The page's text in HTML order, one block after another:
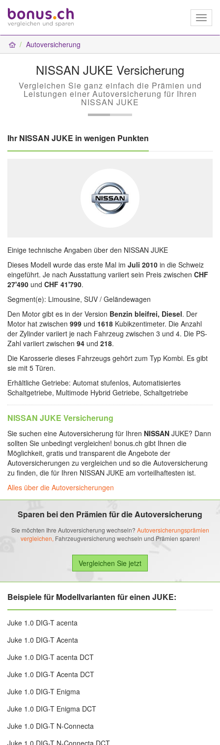
Autoversicherung
NISSAN JUKE Versicherung
Vergleichen Sie ganz einfach die Prämien und
Leistungen einer Autoversicherung für Ihren
NISSAN JUKE
Ihr NISSAN JUKE in wenigen Punkten
Einige technische Angaben über den NISSAN JUKE
Dieses Modell wurde das erste Mal im Juli 2010 in die Schweiz
eingeführt. Je nach Ausstattung variiert sein Preis zwischen CHF
27'490 und CHF 41'790.
Segment(e): Limousine, SUV / Geländewagen
Den Motor gibt es in der Version Benzin bleifrei, Diesel. Der
Motor hat zwischen 999 und 1618 Kubikzentimeter. Die Anzahl
der Zylinder variiert je nach Fahrzeug zwischen 3 und 4. Die PS-
Zahl variiert zwischen 94 und 218.
Die Karosserie dieses Fahrzeugs gehört zum Typ Kombi. Es gibt
sie mit 5 Türen.
Erhältliche Getriebe: Automat stufenlos, Automatisiertes
Schaltgetriebe, Multimode Hybrid Getriebe, Schaltgetriebe
NISSAN JUKE Versicherung
Sie suchen eine Autoversicherung für Ihren NISSAN JUKE? Dann
sollten Sie unbedingt vergleichen! bonus.ch gibt Ihnen die
Möglichkeit, gratis und transparent die Angebote der
Autoversicherungen zu vergleichen und so die Autoversicherung
zu finden, die für Ihren NISSAN JUKE am vorteilhaftesten ist.
Alles über die Autoversicherungen
Sparen bei den Prämien für die Autoversicherung
Sie möchten Ihre Autoversicherung wechseln? Autoversicherungsprämien
vergleichen, Fahrzeugversicherung wechseln und Prämien sparen!
Beispiele für Modellvarianten für einen JUKE:
Juke 1.0 DIG-T acenta
Juke 1.0 DIG-T Acenta
Juke 1.0 DIG-T acenta DCT
Juke 1.0 DIG-T Acenta DCT
Juke 1.0 DIG-T Enigma
Juke 1.0 DIG-T Enigma DCT
Juke 1.0 DIG-T N-Connecta
Juke 1.0 DIG-T N-Connecta DCT